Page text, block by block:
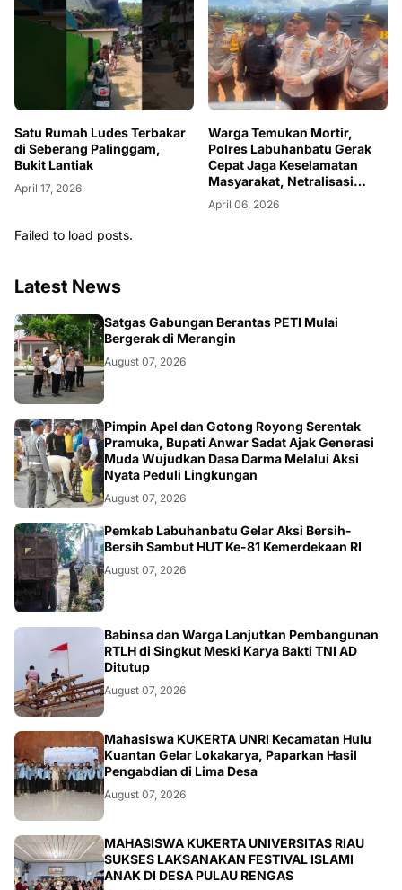
Satu Rumah Ludes Terbakar
di Seberang Palinggam,
Bukit Lantiak
April 17, 2026
Warga Temukan Mortir,
Polres Labuhanbatu Gerak
Cepat Jaga Keselamatan
Masyarakat, Netralisasi
Berhasil!
April 06, 2026
Failed to load posts.
Latest News
BANGKO
Satgas Gabungan Berantas PETI Mulai
Bergerak di Merangin
August 07, 2026
BERITA
Pimpin Apel dan Gotong Royong Serentak
Pramuka, Bupati Anwar Sadat Ajak Generasi
Muda Wujudkan Dasa Darma Melalui Aksi
Nyata Peduli Lingkungan
August 07, 2026
BERITA
Pemkab Labuhanbatu Gelar Aksi Bersih-
Bersih Sambut HUT Ke-81 Kemerdekaan RI
August 07, 2026
BERITA
Babinsa dan Warga Lanjutkan Pembangunan
RTLH di Singkut Meski Karya Bakti TNI AD
Ditutup
August 07, 2026
ARTIKEL
Mahasiswa KUKERTA UNRI Kecamatan Hulu
Kuantan Gelar Lokakarya, Paparkan Hasil
Pengabdian di Lima Desa
August 07, 2026
ARTIKEL
MAHASISWA KUKERTA UNIVERSITAS RIAU
SUKSES LAKSANAKAN FESTIVAL ISLAMI
ANAK DI DESA PULAU RENGAS